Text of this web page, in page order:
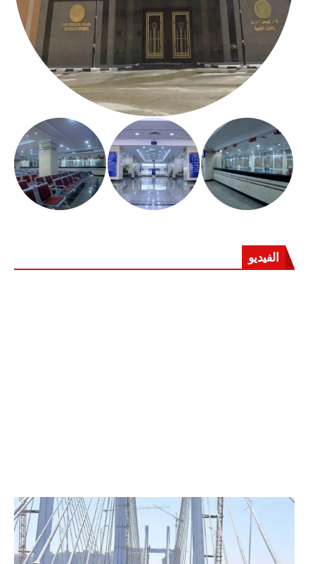
الفيديو
الرئيس عبد الفتاح السيسي يفتتح محور روض الفرج
وكوبري تحيا مصر